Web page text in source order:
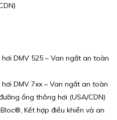
DMV 525 – Van ngắt an toàn
DMV 7xx – Van ngắt an toàn
ống thông hơi (USA/CDN)
Kết hợp điều khiển và an